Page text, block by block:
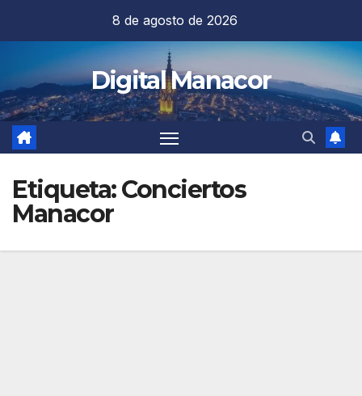
contenido
8 de agosto de 2026
Digital Manacor
Etiqueta:Conciertos
Manacor